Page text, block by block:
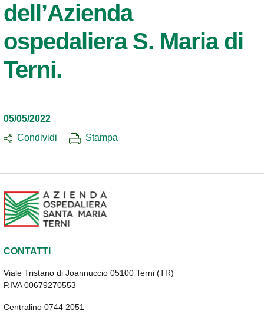
dell’Azienda
ospedaliera S. Maria di
Terni.
05/05/2022
Condividi
Stampa
CONTATTI
Viale Tristano di Joannuccio 05100 Terni (TR)
P.IVA 00679270553
Centralino 0744 2051